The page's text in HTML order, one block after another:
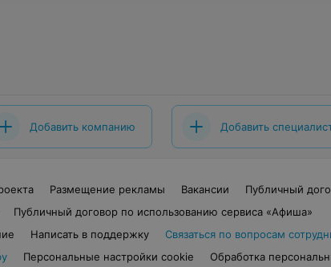
Добавить компанию Добавить
Размещение рекламы Вакансии
Публичный
Публичный договор по использованию сервиса «Афиша»
Написать в поддержку
Связаться по вопросам
Персональные настройки cookie Обработка